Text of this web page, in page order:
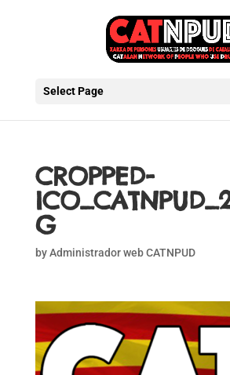
Select Page
CROPPED-
G
byAdministrador web CATNPUD